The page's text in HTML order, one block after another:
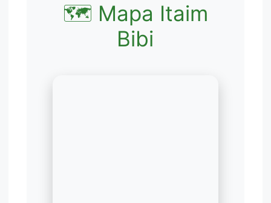
🗺️ Mapa Itaim
Bibi